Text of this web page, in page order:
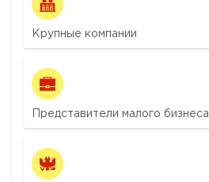
Крупные компании
Представители малого бизнеса